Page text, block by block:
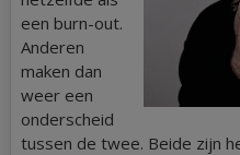
een burn-out.
Anderen
maken dan
weer een
onderscheid
tussen de twee. Beide zijn